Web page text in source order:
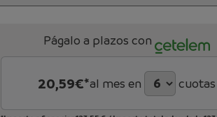
Págalo a plazos con
20,59€*al mes en cuotas